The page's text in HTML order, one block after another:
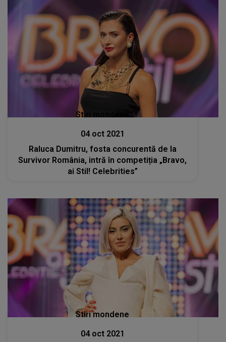
Stiri mondene
04 oct 2021
Raluca Dumitru, fosta concurentă de la
Survivor România, intră în competiția „Bravo,
ai Stil! Celebrities”
Stiri mondene
04 oct 2021